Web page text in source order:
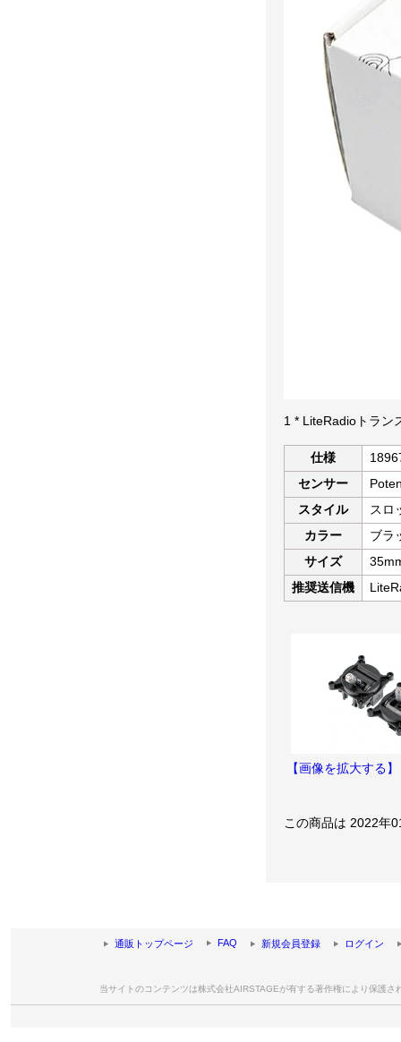
1 * LiteRadioトラン
仕様
センサー
スタイル
スロ
カラー
ブラ
サイズ
推奨送信機
【画像を拡大する】
この商品は 2022年
通販トップページ FAQ 新規会員登録 ログイン
当サイトのコンテンツは株式会社AIRSTAGEが有する著作権により保護